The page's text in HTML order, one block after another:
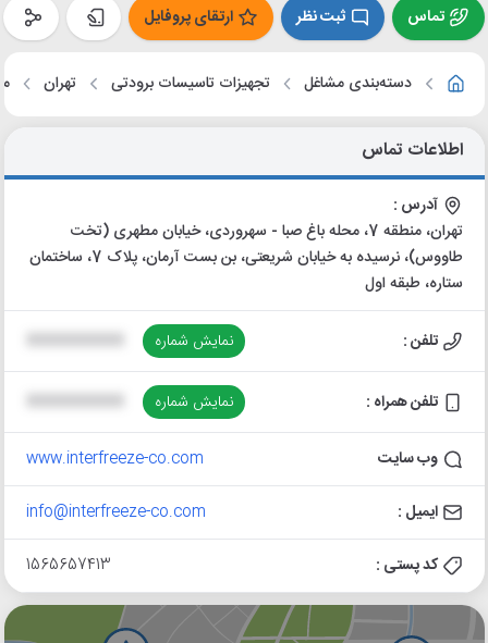
تماس ثبت نظر ارتقای پروفایل
دسته‌بندی مشاغل تجهیزات تاسیسات برودتی تهران
اطلاعات تماس
آدرس :
تهران، منطقه 7، محله باغ صبا - سهروردی، خیابان مطهری (تخت
طاووس)، نرسیده به خیابان شریعتی، بن بست آرمان، پلاک 7، ساختمان
ستاره، طبقه اول
تلفن : نمایش شماره
تلفن همراه : نمایش شماره
وب سایت www.interfreeze-co.com
ایمیل : info@interfreeze-co.com
کد پستی : 1565657413